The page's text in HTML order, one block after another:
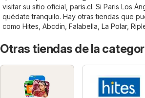
visitar su sitio oficial, paris.cl. Si Paris Los
quédate tranquilo. Hay otras tiendas que
como Hites Abcdin Falabella La Polar,
Otras tiendas de la